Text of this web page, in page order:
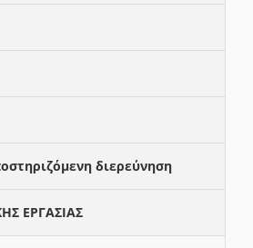
διερεύνηση
ΕΡΓΑΣΙΑΣ